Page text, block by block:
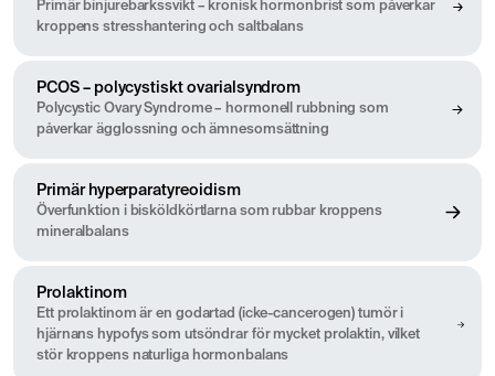
Primär binjurebarkssvikt – kronisk hormonbrist som påverkar
kroppens stresshantering och saltbalans
PCOS – polycystiskt ovarialsyndrom
Polycystic Ovary Syndrome – hormonell rubbning som
påverkar ägglossning och ämnesomsättning
Primär hyperparatyreoidism
Överfunktion i bisköldkörtlarna som rubbar kroppens
mineralbalans
Prolaktinom
Ett prolaktinom är en godartad (icke-cancerogen) tumör i
hjärnans hypofys som utsöndrar för mycket prolaktin, vilket
stör kroppens naturliga hormonbalans